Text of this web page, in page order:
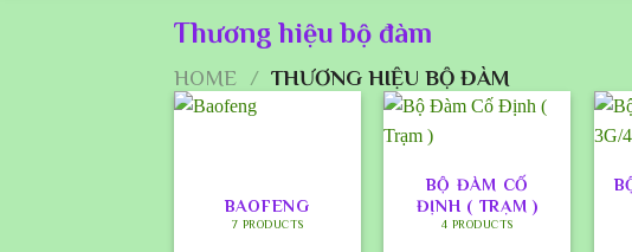
Thương hiệu bộ đàm
HOME / THƯƠNG HIỆU BỘ ĐÀM
BAOFENG
7 PRODUCTS
BỘ ĐÀM CỐ
ĐỊNH ( TRẠM )
4 PRODUCTS